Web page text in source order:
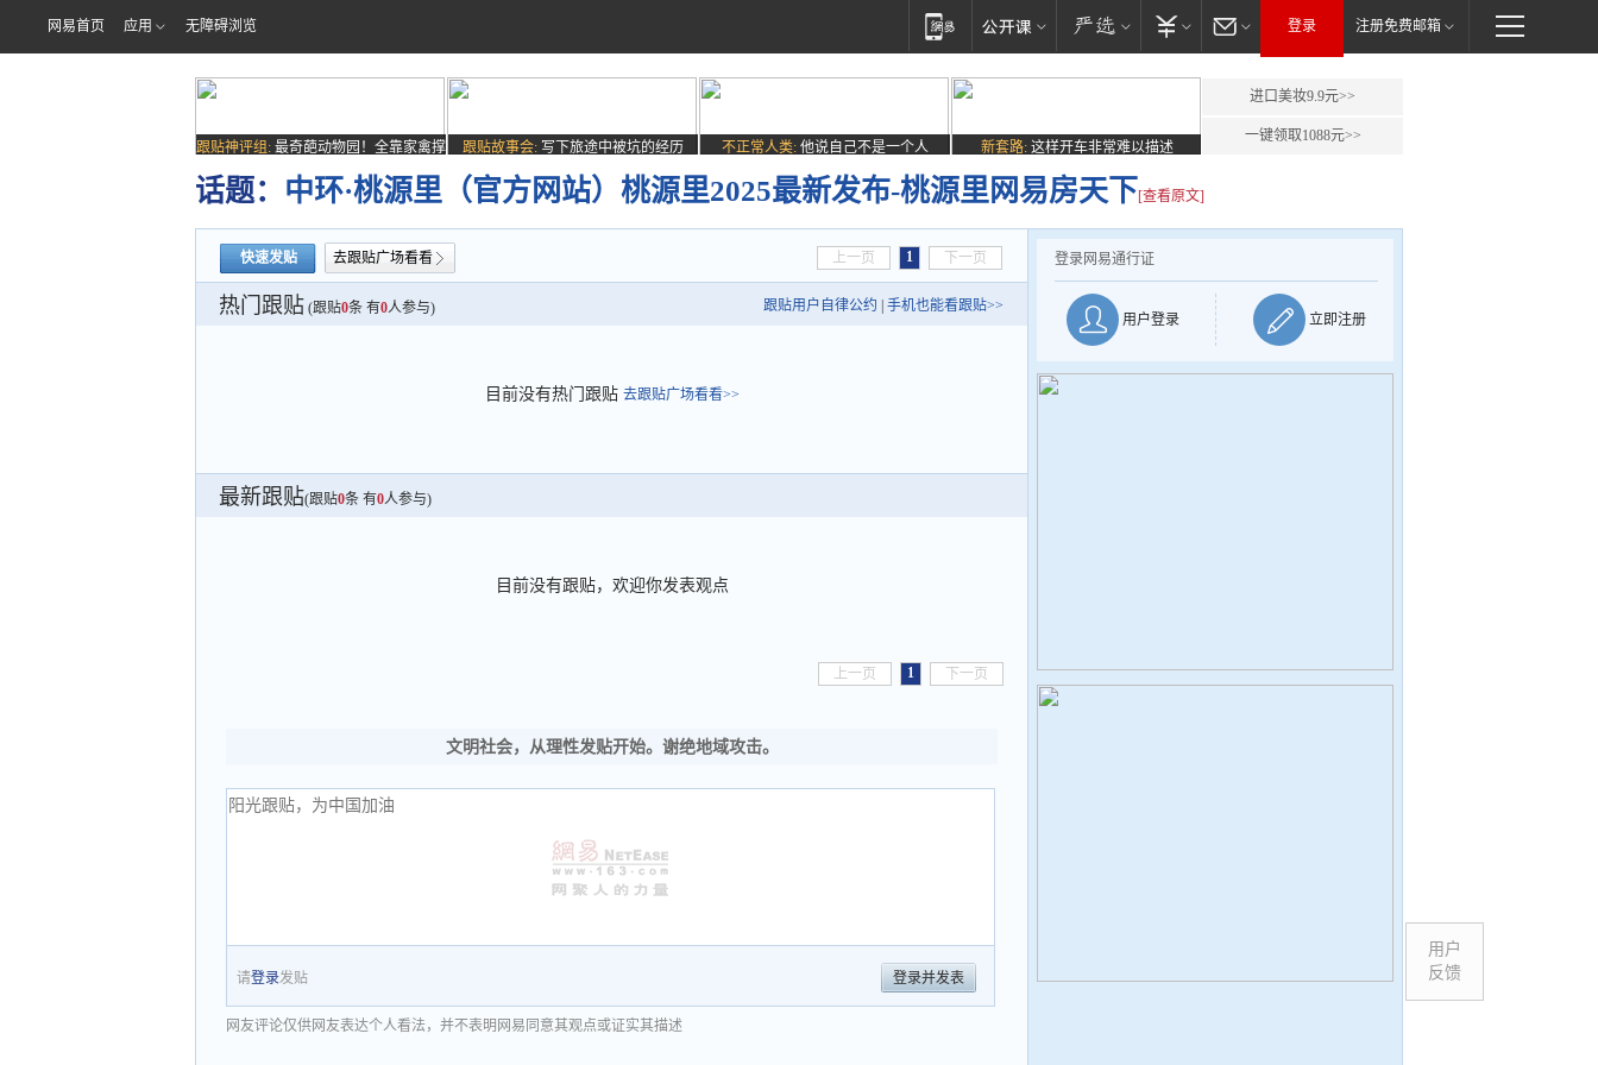
网易首页 应用 无障碍浏览 登录 注册免费邮箱
跟贴神评组: 最奇葩动物园！全靠家禽撑
场子
跟贴故事会: 写下旅途中被坑的经历 不正常人类: 他说自己不是一个人 新套路: 这样开车非常难以描述
进口美妆9.9元>>
一键领取1088元>>
话题： 中环·桃源里（官方网站）桃源里2025最新发布-桃源里网易房天下[查看原文]
快速发贴 去跟贴广场看看 上一页 1 下一页
热门跟贴 (跟贴0条 有0人参与) 跟贴用户自律公约 手机也能看跟贴>>
目前没有热门跟贴 去跟贴广场看看>>
最新跟贴(跟贴0条 有0人参与)
目前没有跟贴，欢迎你发表观点
上一页 1 下一页
文明社会，从理性发贴开始。谢绝地域攻击。
请登录发贴 登录并发表
网友评论仅供网友表达个人看法，并不表明网易同意其观点或证实其描述
登录网易通行证
用户登录 立即注册
用户
反馈